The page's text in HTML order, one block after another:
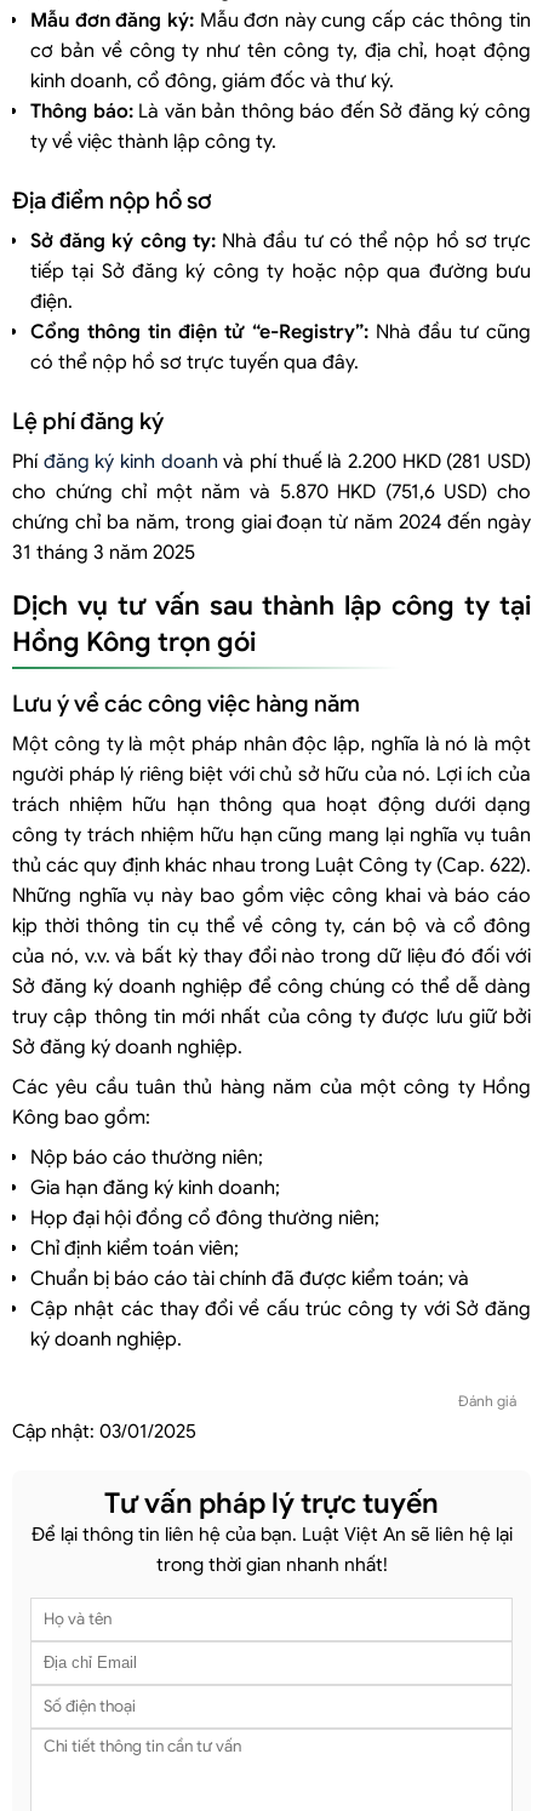
Mẫu đơn đăng ký:Mẫu đơn này cung cấp các thông tin
cơ bản về công ty như tên công ty, địa chỉ, hoạt động
kinh doanh, cổ đông, giám đốc và thư ký.
Thông báo:Là văn bản thông báo đến Sở đăng ký công
ty về việc thành lập công ty.
Địa điểm nộp hồ sơ
Sở đăng ký công ty:Nhà đầu tư có thể nộp hồ sơ trực
tiếp tại Sở đăng ký công ty hoặc nộp qua đường bưu
điện.
Cổng thông tin điện tử “e-Registry”:Nhà đầu tư cũng
có thể nộp hồ sơ trực tuyến qua đây.
Lệ phí đăng ký
Phí đăng ký kinh doanh và phí thuế là 2.200 HKD (281 USD)
cho chứng chỉ một năm và 5.870 HKD (751,6 USD) cho
chứng chỉ ba năm, trong giai đoạn từ năm 2024 đến ngày
31 tháng 3 năm 2025
Dịch vụ tư vấn sau thành lập công ty tại
Hồng Kông trọn gói
Lưu ý về các công việc hàng năm
Một công ty là một pháp nhân độc lập, nghĩa là nó là một
người pháp lý riêng biệt với chủ sở hữu của nó. Lợi ích của
trách nhiệm hữu hạn thông qua hoạt động dưới dạng
công ty trách nhiệm hữu hạn cũng mang lại nghĩa vụ tuân
thủ các quy định khác nhau trong Luật Công ty (Cap. 622).
Những nghĩa vụ này bao gồm việc công khai và báo cáo
kịp thời thông tin cụ thể về công ty, cán bộ và cổ đông
của nó, v.v. và bất kỳ thay đổi nào trong dữ liệu đó đối với
Sở đăng ký doanh nghiệp để công chúng có thể dễ dàng
truy cập thông tin mới nhất của công ty được lưu giữ bởi
Sở đăng ký doanh nghiệp.
Các yêu cầu tuân thủ hàng năm của một công ty Hồng
Kông bao gồm:
Nộp báo cáo thường niên;
Gia hạn đăng ký kinh doanh;
Họp đại hội đồng cổ đông thường niên;
Chỉ định kiểm toán viên;
Chuẩn bị báo cáo tài chính đã được kiểm toán; và
Cập nhật các thay đổi về cấu trúc công ty với Sở đăng
ký doanh nghiệp.
Đánh giá
Cập nhật: 03/01/2025
Tư vấn pháp lý trực tuyến
Để lại thông tin liên hệ của bạn. Luật Việt An sẽ liên hệ lại
trong thời gian nhanh nhất!